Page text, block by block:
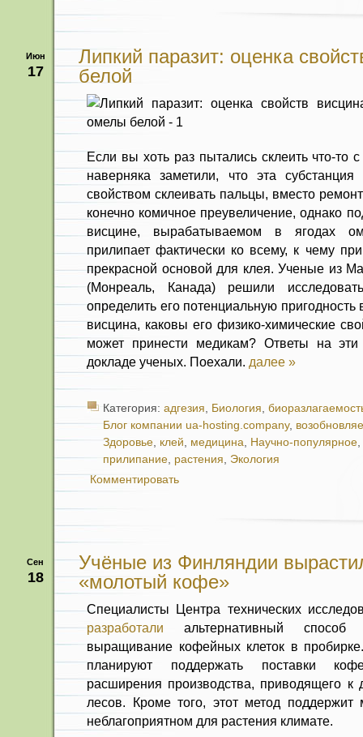
Июн
17
Липкий паразит: оценка
белой
Если вы хоть раз пытались склеить что-то
наверняка заметили, что эта субстанция
свойством склеивать пальцы, вместо
конечно комичное преувеличение, однако
висцине, вырабатываемом в ягодах
прилипает фактически ко всему, к чему
прекрасной основой для клея. Ученые из
(Монреаль, Канада) решили
определить его потенциальную
висцина, каковы его физико-химические
может принести медикам? Ответы на
докладе ученых. Поехали. далее »
Категория: адгезия, Биология,
Блог компании ua-hosting.company,
Здоровье, клей, медицина, Научно-популярное,
прилипание, растения, Экология
Комментировать
Сен
18
Учёные из Финляндии
«молотый кофе»
Специалисты Центра технических
разработали альтернативный
выращивание кофейных клеток в
планируют поддержать поставки
расширения производства, приводящего к
лесов. Кроме того, этот метод поддержит
неблагоприятном для растения климате.